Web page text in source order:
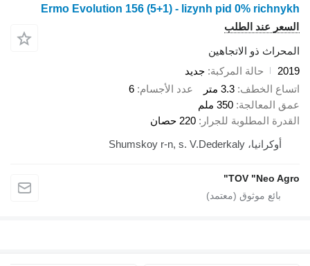
Ermo Evolution 156 (5+1) - lizynh pid 0% richnykh
السعر عند الطلب
المحراث ذو الاتجاهين
2019
حالة المركبة جديد
اتساع الخطف 3.3 متر عدد الأجسام 6
عمق المعالجة 350 ملم
القدرة المطلوبة للجرار
220 حصان
أوكرانيا، Shumskoy r-n, s. V.Dederkaly
TOV "Neo Agro"